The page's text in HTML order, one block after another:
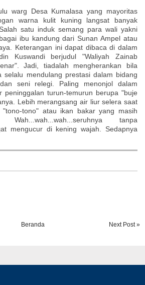
Desa Kumalasa yang mayoritas
warna kulit kuning langsat banyak
satu induk semang para wali yakni
ibu kandung dari Sunan Ampel atau
Keterangan ini dapat dibaca di dalam
Kuswandi berjudul "Waliyah Zainab
Jadi, tiadalah mengherankan bila
selalu mendulang prestasi dalam bidang
seni relegi. Paling menonjol dalam
peninggalan turun-temurun berupa "buje
Lebih merangsang air liur selera saat
tono" atau ikan bakar yang masih
tanpa
mengucur di kening wajah. Sedapnya
Next Post »
Beranda